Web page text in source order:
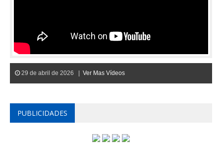
29 de abril de 2026 | Ver Mas Vídeos
PUBLICIDADES